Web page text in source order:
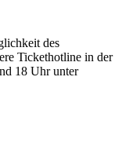
des
Tickethotline in der
18 Uhr unter